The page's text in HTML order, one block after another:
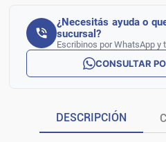
¿Necesitás ayuda o
sucursal?
Escribinos por WhatsApp
CONSULTAR
DESCRIPCIÓN